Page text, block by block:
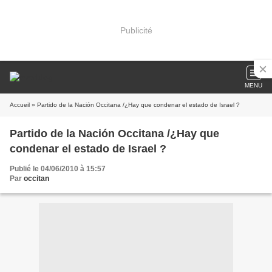
Publicité
MENU
Accueil » Partido de la Nación Occitana /¿Hay que condenar el estado de Israel ?
Partido de la Nación Occitana /¿Hay que
condenar el estado de Israel ?
Publié le 04/06/2010 à 15:57
Par occitan